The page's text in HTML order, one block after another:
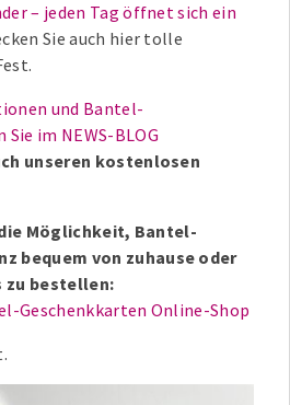
– jeden Tag öffnet sich ein
Sie auch hier tolle
und Bantel-
im NEWS-BLOG
unseren kostenlosen
Möglichkeit, Bantel-
bequem von zuhause oder
zu bestellen:
Geschenkkarten Online-Shop